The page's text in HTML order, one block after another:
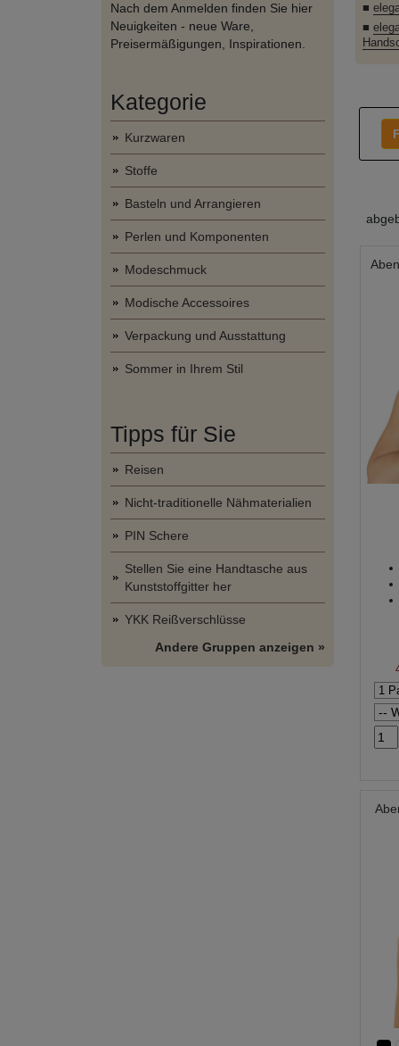
Nach dem Anmelden finden Sie hier
Neuigkeiten - neue Ware,
Preisermäßigungen, Inspirationen.
Kategorie
Kurzwaren
Stoffe
Basteln und Arrangieren
Perlen und Komponenten
Modeschmuck
Modische Accessoires
Verpackung und Ausstattung
Sommer in Ihrem Stil
Tipps für Sie
Reisen
Nicht-traditionelle Nähmaterialien
PIN Schere
Stellen Sie eine Handtasche aus
Kunststoffgitter her
YKK Reißverschlüsse
Andere Gruppen anzeigen »
■
■